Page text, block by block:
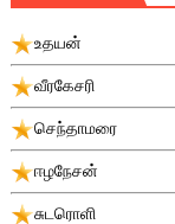
உதயன்
வீரகேசரி
செந்தாமரை
ஈழநேசன்
சுடரொளி